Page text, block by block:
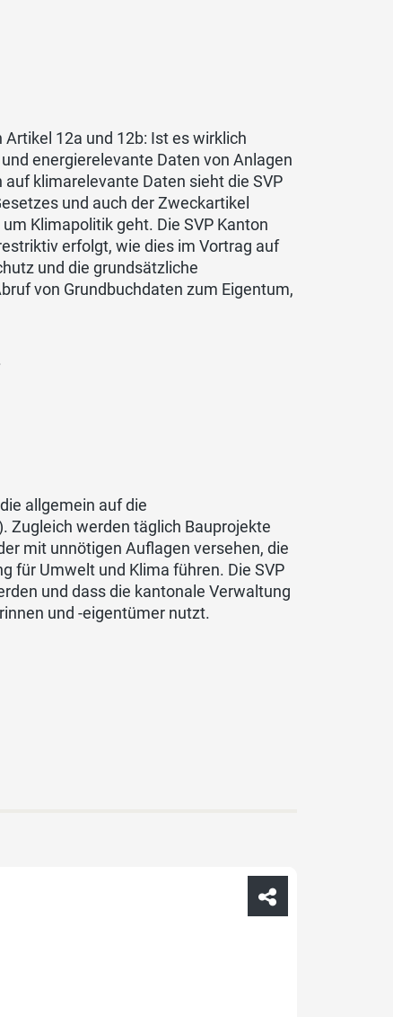
12a und 12b: Ist es wirklich
energierelevante Daten von Anlagen
klimarelevante Daten sieht die SVP
und auch der Zweckartikel
Klimapolitik geht. Die SVP Kanton
erfolgt, wie dies im Vortrag auf
und die grundsätzliche
von Grundbuchdaten zum Eigentum,
allgemein auf die
Zugleich werden täglich Bauprojekte
mit unnötigen Auflagen versehen, die
für Umwelt und Klima führen. Die SVP
und dass die kantonale Verwaltung
und -eigentümer nutzt.